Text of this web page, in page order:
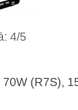
4/5
(R7S),